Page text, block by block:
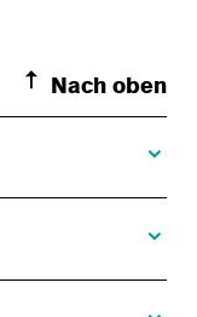
Nach oben